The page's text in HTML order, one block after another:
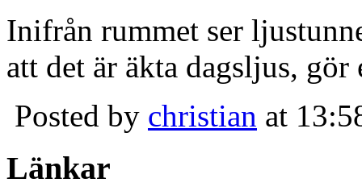
Inifrån rummet ser
att det är äkta dagsljus,
Posted by christian at
Länkar